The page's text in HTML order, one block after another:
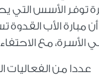
الأسس التي
الأب القدوة
مع الاحتفاء
وتتضمن فعاليات مبادرة الأب القدوة